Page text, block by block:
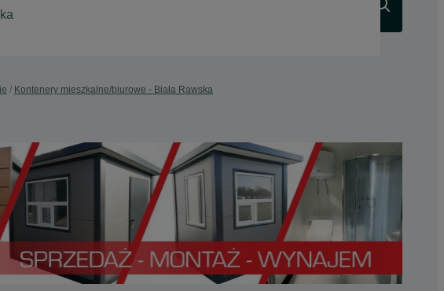
Kontenery mieszkalne/biurowe - Biała Rawska